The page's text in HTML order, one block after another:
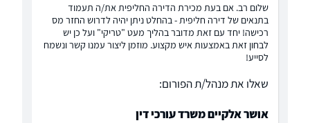
שלום רב. אם בעת מכירת הדירה החליפית את/ה תעמוד
בתנאים של דירה חליפית - בהחלט ניתן יהיה לדרוש החזר מס
רכישה! יחד עם זאת מדובר בהליך מעט "טריקי" ועל כן יש
לבחון זאת באמצעות איש מקצוע. מוזמן ליצור עמנו קשר ונשמח
לסייע!
שאלו את מנהל/ת הפורום:
אושר אלקיים משרד עורכי דין